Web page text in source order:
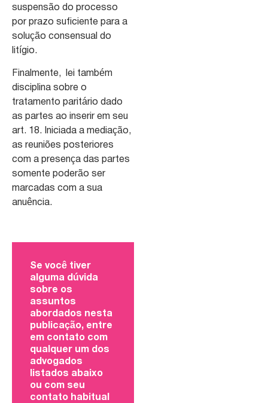
suspensão do processo
por prazo suficiente para a
solução consensual do
litígio.
Finalmente, lei também
disciplina sobre o
tratamento paritário dado
as partes ao inserir em seu
art. 18. Iniciada a mediação,
as reuniões posteriores
com a presença das partes
somente poderão ser
marcadas com a sua
anuência.
Se você tiver
alguma dúvida
sobre os
assuntos
abordados nesta
publicação, entre
em contato com
qualquer um dos
advogados
listados abaixo
ou com seu
contato habitual